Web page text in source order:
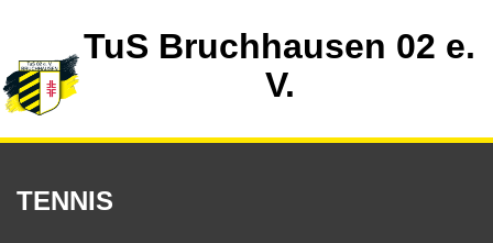
TuS Bruchhausen 02 e.
V.
TENNIS